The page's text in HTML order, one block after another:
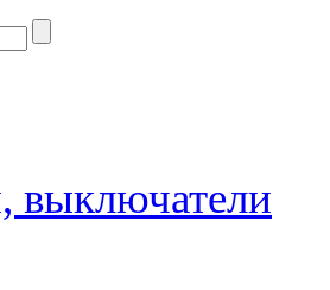
выключатели